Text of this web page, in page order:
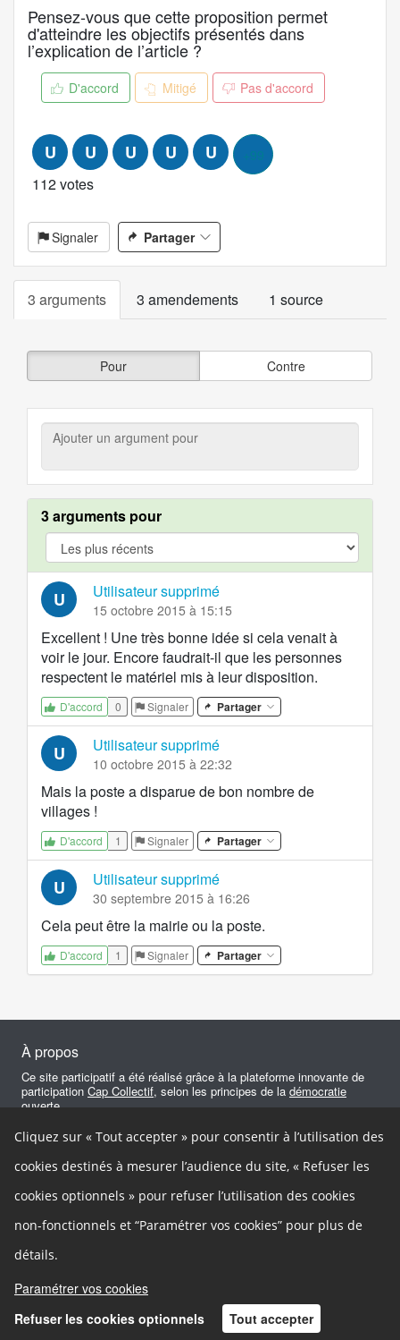
t
i
o
Pensez-vous que cette proposition permet
d'atteindre les objectifs présentés dans
l’explication de l’article ?
D'accord Mitigé Pas d'accord
U U U U U
112 votes
Signaler Partager
3 arguments 3 amendements 1 source
Pour Contre
Ajouter
argument
pour
3 arguments pour
argument.filter.yes
U Utilisateur supprimé
15 octobre 2015 à 15:15
Excellent ! Une très bonne idée si cela venait à
voir le jour. Encore faudrait-il que les personnes
respectent le matériel mis à leur disposition.
D'accord 0 Signaler Partager
U Utilisateur supprimé
10 octobre 2015 à 22:32
Mais la poste a disparue de bon nombre de
villages !
D'accord 1 Signaler Partager
U Utilisateur supprimé
30 septembre 2015 à 16:26
Cela peut être la mairie ou la poste.
D'accord 1 Signaler Partager
Cliquez sur « Tout accepter » pour consentir à l’utilisation des
cookies destinés à mesurer l’audience du site, « Refuser les
cookies optionnels » pour refuser l’utilisation des cookies
non-fonctionnels et “Paramétrer vos cookies” pour plus de
détails.
Paramétrer vos cookies
Refuser les cookies optionnels
Tout accepter
À propos
Ce site participatif a été réalisé grâce à la plateforme innovante de
participation Cap Collectif, selon les principes de la démocratie
ouverte.
Facebook Twitter Google+
Autres liens
Cookies
Gestion des cookies
Mentions légales
Besoin d'aide ?
Accessibilité
Contact